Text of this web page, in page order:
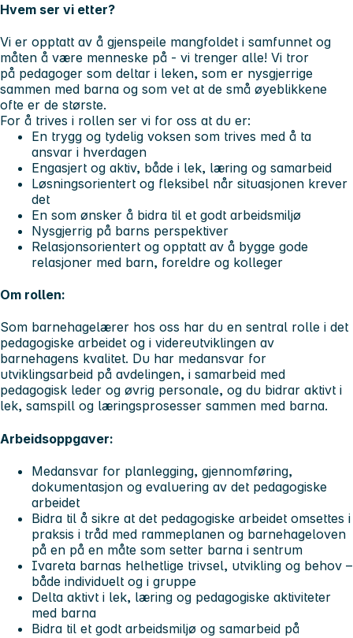
Hvem ser vi etter?
Vi er opptatt av å gjenspeile mangfoldet i samfunnet og
måten å være menneske på - vi trenger alle! Vi tror
på pedagoger som deltar i leken, som er nysgjerrige
sammen med barna og som vet at de små øyeblikkene
ofte er de største.
For å trives i rollen ser vi for oss at du er:
En trygg og tydelig voksen som trives med å ta
ansvar i hverdagen
Engasjert og aktiv, både i lek, læring og samarbeid
Løsningsorientert og fleksibel når situasjonen krever
det
En som ønsker å bidra til et godt arbeidsmiljø
Nysgjerrig på barns perspektiver
Relasjonsorientert og opptatt av å bygge gode
relasjoner med barn, foreldre og kolleger
Om rollen:
Som barnehagelærer hos oss har du en sentral rolle i det
pedagogiske arbeidet og i videreutviklingen av
barnehagens kvalitet. Du har medansvar for
utviklingsarbeid på avdelingen, i samarbeid med
pedagogisk leder og øvrig personale, og du bidrar aktivt i
lek, samspill og læringsprosesser sammen med barna.
Arbeidsoppgaver:
Medansvar for planlegging, gjennomføring,
dokumentasjon og evaluering av det pedagogiske
arbeidet
Bidra til å sikre at det pedagogiske arbeidet omsettes i
praksis i tråd med rammeplanen og barnehageloven
på en på en måte som setter barna i sentrum
Ivareta barnas helhetlige trivsel, utvikling og behov –
både individuelt og i gruppe
Delta aktivt i lek, læring og pedagogiske aktiviteter
med barna
Bidra til et godt arbeidsmiljø og samarbeid på